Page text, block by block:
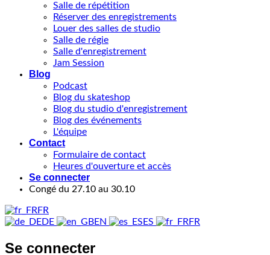
Salle de répétition
Réserver des enregistrements
Louer des salles de studio
Salle de régie
Salle d'enregistrement
Jam Session
Blog
Podcast
Blog du skateshop
Blog du studio d'enregistrement
Blog des événements
L'équipe
Contact
Formulaire de contact
Heures d'ouverture et accès
Se connecter
Congé du 27.10 au 30.10
FR
DE
EN ES FR
Se connecter